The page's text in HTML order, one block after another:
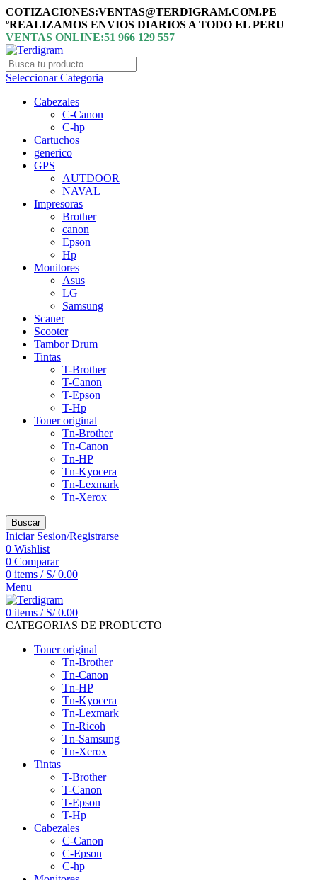
COTIZACIONES:VENTAS@TERDIGRAM.COM.PE
ºREALIZAMOS ENVIOS DIARIOS A TODO EL PERU
VENTAS ONLINE:51 966 129 557
Seleccionar Categoria
Cabezales
C-Canon
C-hp
Cartuchos
generico
GPS
AUTDOOR
NAVAL
Impresoras
Brother
canon
Epson
Hp
Monitores
Asus
LG
Samsung
Scaner
Scooter
Tambor Drum
Tintas
T-Brother
T-Canon
T-Epson
T-Hp
Toner original
Tn-Brother
Tn-Canon
Tn-HP
Tn-Kyocera
Tn-Lexmark
Tn-Xerox
Buscar
Iniciar Sesion/Registrarse
0 Wishlist
0 Comparar
0 items / S/0.00
Menu
0 items / S/0.00
CATEGORIAS DE PRODUCTO
Toner original
Tn-Brother
Tn-Canon
Tn-HP
Tn-Kyocera
Tn-Lexmark
Tn-Ricoh
Tn-Samsung
Tn-Xerox
Tintas
T-Brother
T-Canon
T-Epson
T-Hp
Cabezales
C-Canon
C-Epson
C-hp